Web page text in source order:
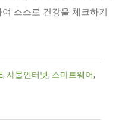
스스로 건강을 체크하기
, 사물인터넷, 스마트웨어,